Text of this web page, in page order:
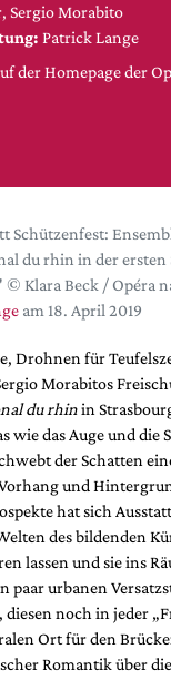
Sergio Morabito
Patrick Lange
der Homepage der
Schützenfest:
du rhin in der ersten
© Klara Beck / Opéra
am 18. April 2019
Drohnen für
Morabitos
du rhinin
wie das Auge und die
der Schatten
und
hat sich
des bildenden
lassen und sie ins
paar urbanen
noch in jeder
Ort für den
Romantik über